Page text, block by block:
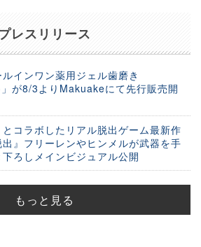
レスリリース
ルインワン薬用ジェル歯磨き
が8/3よりMakuakeにて先行販売開
とコラボしたリアル脱出ゲーム最新作
出』フリーレンやヒンメルが武器を手
ろしメインビジュアル公開
もっと見る